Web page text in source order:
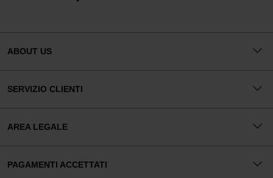
ABOUT US
SERVIZIO CLIENTI
AREA LEGALE
PAGAMENTI ACCETTATI